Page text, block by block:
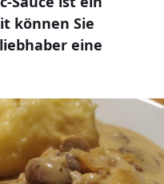
können Sie
eine